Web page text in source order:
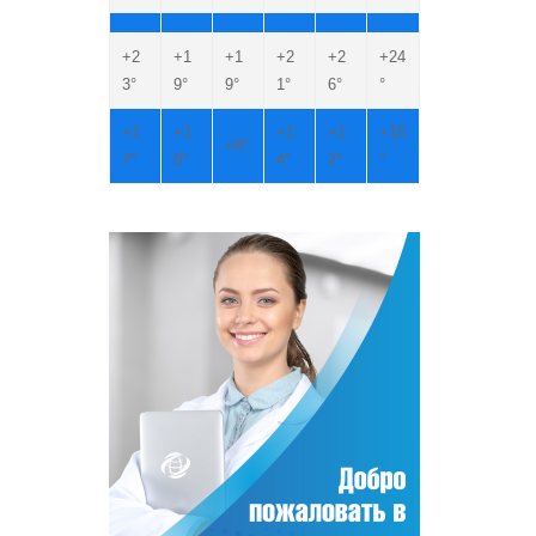
+2
3°
+1
9°
+1
9°
+2
1°
+2
6°
+24
°
+1
7°
+1
0°
+8°
+1
4°
+1
2°
+15
°